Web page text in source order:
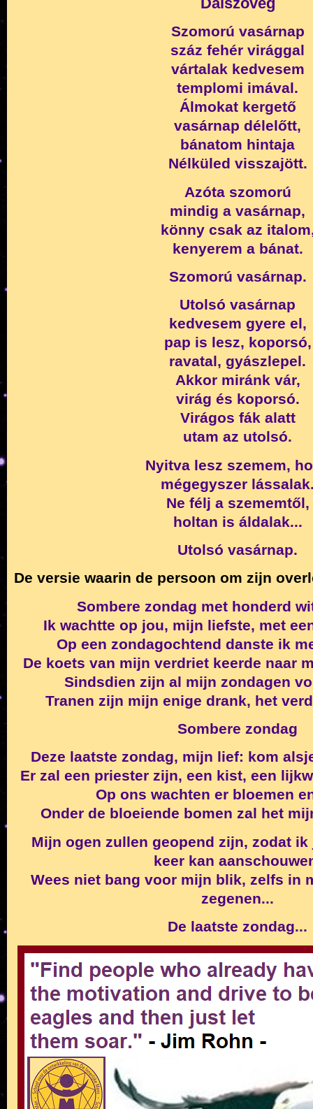
Szomorú vasárnap
száz fehér virággal
vártalak kedvesem
templomi imával.
Álmokat kergető
vasárnap délelőtt,
bánatom hintaja
Nélküled visszajött.
Azóta szomorú
mindig a vasárnap,
könny csak az
kenyerem a bánat.
Szomorú vasárnap.
Utolsó vasárnap
kedvesem gyere el,
pap is lesz, koporsó,
ravatal, gyászlepel.
Akkor miránk vár,
virág és koporsó.
Virágos fák alatt
utam az utolsó.
Nyitva lesz szemem,
mégegyszer
Ne félj a szememtől,
holtan is áldalak...
Utolsó vasárnap.
De versie waarin de persoon om zijn
Sombere zondag met honderd
Ik wachtte op jou, mijn liefste, met
Op een zondagochtend danste ik
De koets van mijn verdriet keerde naar
Sindsdien zijn al mijn zondagen
Tranen zijn mijn enige drank, het
Sombere zondag
Deze laatste zondag, mijn lief: kom
Er zal een priester zijn, een kist, een
Op ons wachten er bloemen
Onder de bloeiende bomen zal het
Mijn ogen zullen geopend zijn, zodat
keer kan
Wees niet bang voor mijn blik, zelfs in
zegenen...
De laatste zondag...